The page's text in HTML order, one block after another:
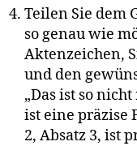
Teilen Sie dem
so genau wie
Aktenzeichen,
und den
„Das ist so
ist eine präzise
2, Absatz 3, ist